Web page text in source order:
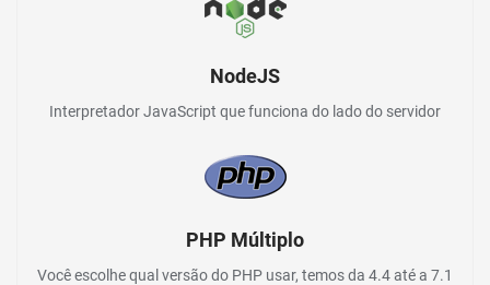
NodeJS
Interpretador JavaScript que funciona do lado do servidor
PHP Múltiplo
Você escolhe qual versão do PHP usar, temos da 4.4 até a 7.1